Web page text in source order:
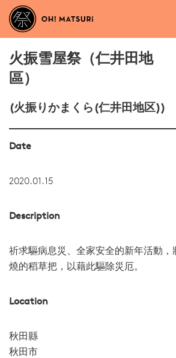
火振雪屋祭（仁井田地
區）
(火振りかまくら(仁井田地区))
Date
2020.01.15
Description
祈求驅病息災、全家安全的新年活動，
燒的稻草把，以藉此驅除災厄。
Location
秋田縣
秋田市